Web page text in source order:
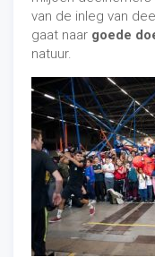
van de inleg van
gaat naar goede
natuur.